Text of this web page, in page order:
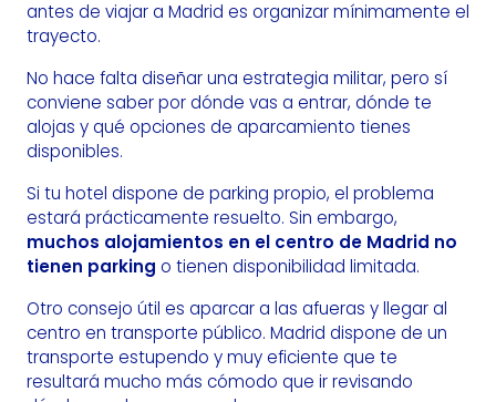
antes de viajar a Madrid es organizar mínimamente el
trayecto.
No hace falta diseñar una estrategia militar, pero sí
conviene saber por dónde vas a entrar, dónde te
alojas y qué opciones de aparcamiento tienes
disponibles.
Si tu hotel dispone de parking propio, el problema
estará prácticamente resuelto. Sin embargo,
muchos alojamientos en el centro de Madrid no
tienen parking o tienen disponibilidad limitada.
Otro consejo útil es aparcar a las afueras y llegar al
centro en transporte público. Madrid dispone de un
transporte estupendo y muy eficiente que te
resultará mucho más cómodo que ir revisando